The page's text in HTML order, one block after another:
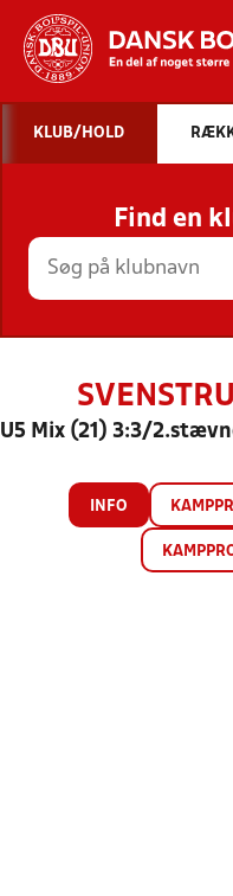
STILLINGER,
KLUB/HOLD
Find en
U5 Mix (21) 3:3/
INFO